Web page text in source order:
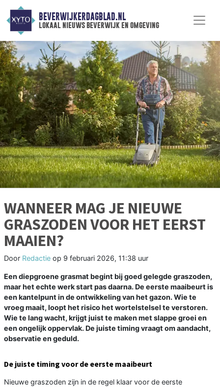
BEVERWIJKERDAGBLAD.NL
lokaal nieuws beverwijk en omgeving
WANNEER MAG JE NIEUWE
GRASZODEN VOOR HET EERST
MAAIEN?
Door Redactie op 9 februari 2026, 11:38 uur
Een diepgroene grasmat begint bij goed gelegde graszoden,
maar het echte werk start pas daarna. De eerste maaibeurt is
een kantelpunt in de ontwikkeling van het gazon. Wie te
vroeg maait, loopt het risico het wortelstelsel te verstoren.
Wie te lang wacht, krijgt juist te maken met slappe groei en
een ongelijk oppervlak. De juiste timing vraagt om aandacht,
observatie en geduld.
De juiste timing voor de eerste maaibeurt
Nieuwe graszoden zijn in de regel klaar voor de eerste